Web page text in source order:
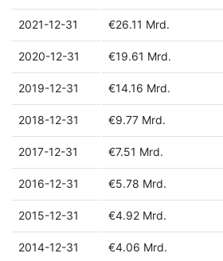
2021-12-31 €26.11 Mrd.
2020-12-31 €19.61 Mrd.
2019-12-31 €14.16 Mrd.
2018-12-31 €9.77 Mrd.
2017-12-31 €7.51 Mrd.
2016-12-31 €5.78 Mrd.
2015-12-31 €4.92 Mrd.
2014-12-31 €4.06 Mrd.